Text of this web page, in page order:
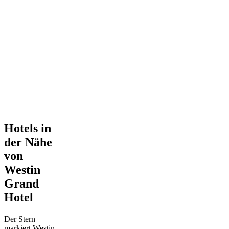
Hotels in
der Nähe
von
Westin
Grand
Hotel
Der Stern